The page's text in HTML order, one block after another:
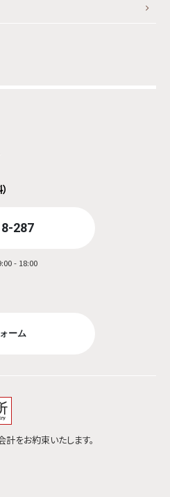
287
- 18:00
ーム
をお約束いたします。